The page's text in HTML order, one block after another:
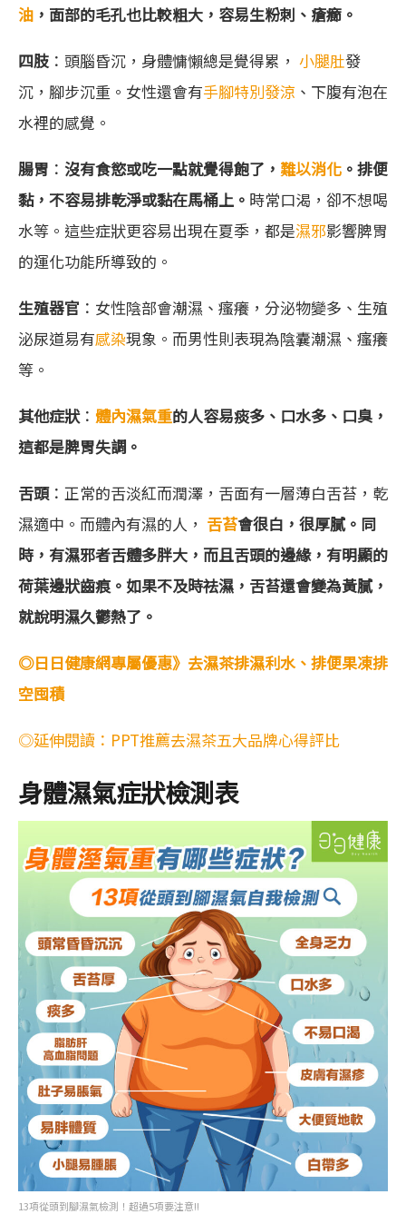
油 ，面部的毛孔也比較粗大，容易生粉刺、瘡癤。
四肢 ：頭腦昏沉，身體慵懶總是覺得累， 小腿肚發
沉，腳步沉重。女性還會有手腳特別發涼 、下腹有泡在
水裡的感覺。
腸胃 ： 沒有食慾或吃一點就覺得飽了， 難以消化 。排便
黏，不容易排乾淨或黏在馬桶上。 時常口渴，卻不想喝
水等。這些症狀更容易出現在夏季，都是濕邪影響脾胃
的運化功能所導致的。
生殖器官 ：女性陰部會潮濕、瘙癢，分泌物變多、生殖
泌尿道易有感染現象。而男性則表現為陰囊潮濕、瘙癢
等。
其他症狀： 體內濕氣重的人容易痰多、口水多、口臭，
這都是脾胃失調。
舌頭：正常的舌淡紅而潤澤，舌面有一層薄白舌苔，乾
濕適中。而體內有濕的人， 舌苔會很白，很厚膩。同
時，有濕邪者舌體多胖大，而且舌頭的邊緣，有明顯的
荷葉邊狀齒痕。如果不及時祛濕，舌苔還會變為黃膩，
就說明濕久鬱熱了。
◎日日健康網專屬優惠》去濕茶排濕利水、排便果凍排
空囤積
◎延伸閱讀：PPT推薦去濕茶五大品牌心得評比
身體濕氣症狀檢測表
13項從頭到腳濕氣檢測！超過5項要注意!!